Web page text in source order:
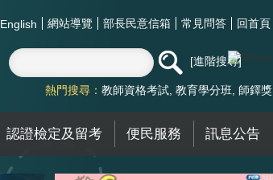
English 網站導覽 部長民意信箱 常見問答 回首頁
進階搜尋
熱門搜尋： 教師資格考試 教育學分班 師鐸獎
認證檢定及留考 便民服務 訊息公告